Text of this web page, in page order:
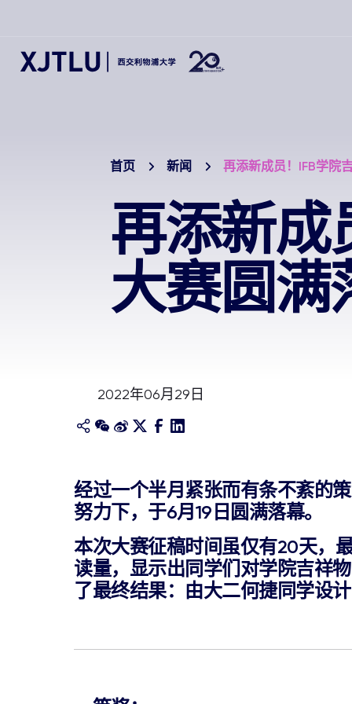
首页 新闻 再添新成员！IFB学院
再添新成
大赛圆满
2022年06月29日
经过一个半月紧张而有条不紊的
努力下，于6月19日圆满落幕。
本次大赛征稿时间虽仅有20天，
读量，显示出同学们对学院吉祥
了最终结果：由大二何捷同学设